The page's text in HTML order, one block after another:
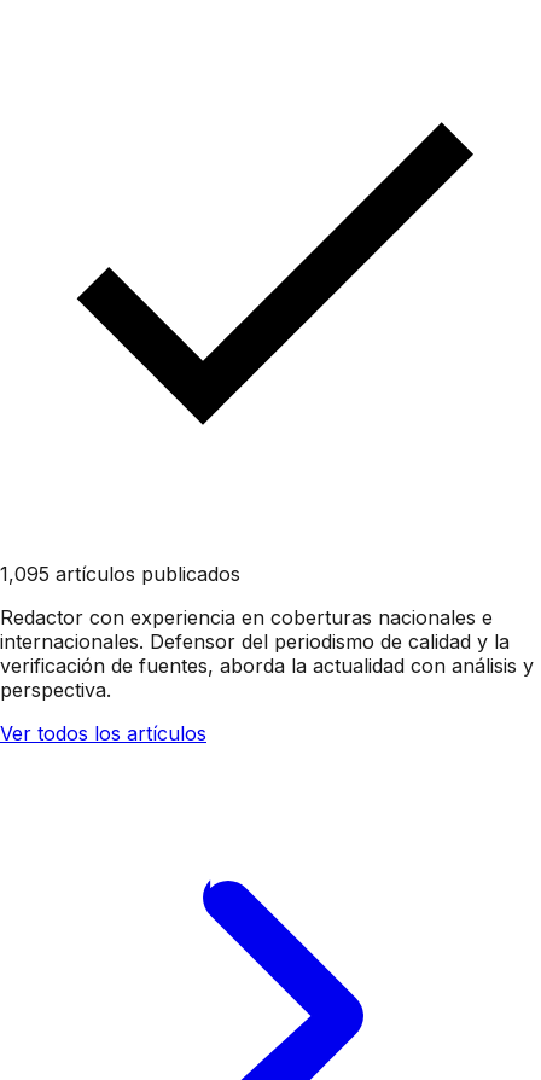
1,095 artículos publicados
Redactor con experiencia en coberturas nacionales e
internacionales. Defensor del periodismo de calidad y la
verificación de fuentes, aborda la actualidad con análisis y
perspectiva.
Ver todos los artículos